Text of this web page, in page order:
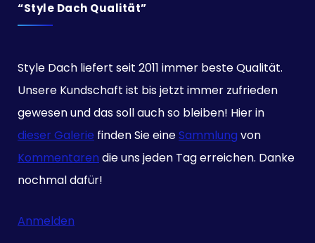
“Style Dach Qualität”
Style Dach liefert seit 2011 immer beste Qualität.
Unsere Kundschaft ist bis jetzt immer zufrieden
gewesen und das soll auch so bleiben! Hier in
dieser Galerie finden Sie eineSammlung von
Kommentaren die uns jeden Tag erreichen. Danke
nochmal dafür!
Anmelden